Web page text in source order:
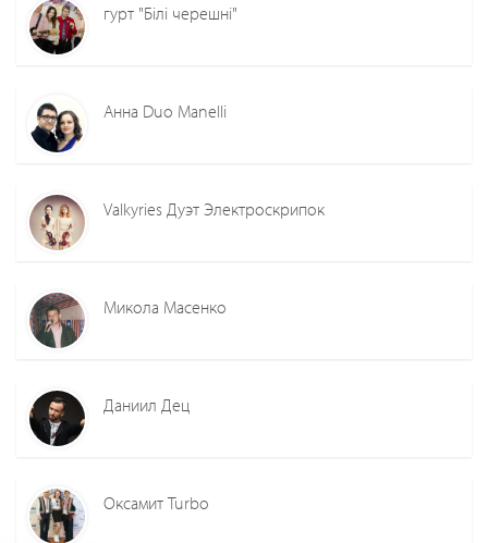
гурт "Білі черешні"
Анна Duo Manelli
Valkyries Дуэт Электроскрипок
Микола Масенко
Даниил Дец
Оксамит Turbo